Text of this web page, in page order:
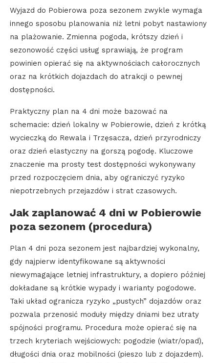
Wyjazd do Pobierowa poza sezonem zwykle wymaga
innego sposobu planowania niż letni pobyt nastawiony
na plażowanie. Zmienna pogoda, krótszy dzień i
sezonowość części usług sprawiają, że program
powinien opierać się na aktywnościach całorocznych
oraz na krótkich dojazdach do atrakcji o pewnej
dostępności.
Praktyczny plan na 4 dni może bazować na
schemacie: dzień lokalny w Pobierowie, dzień z krótką
wycieczką do Rewala i Trzęsacza, dzień przyrodniczy
oraz dzień elastyczny na gorszą pogodę. Kluczowe
znaczenie ma prosty test dostępności wykonywany
przed rozpoczęciem dnia, aby ograniczyć ryzyko
niepotrzebnych przejazdów i strat czasowych.
Jak zaplanować 4 dni w Pobierowie
poza sezonem (procedura)
Plan 4 dni poza sezonem jest najbardziej wykonalny,
gdy najpierw identyfikowane są aktywności
niewymagające letniej infrastruktury, a dopiero później
dokładane są krótkie wypady i warianty pogodowe.
Taki układ ogranicza ryzyko „pustych” dojazdów oraz
pozwala przenosić moduły między dniami bez utraty
spójności programu. Procedura może opierać się na
trzech kryteriach wejściowych: pogodzie (wiatr/opad),
długości dnia oraz mobilności (pieszo lub z dojazdem).